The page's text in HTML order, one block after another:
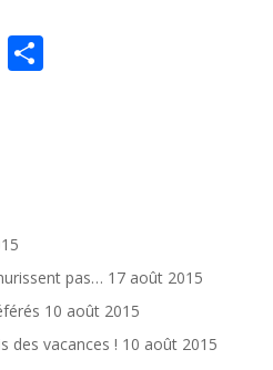
P
pas… 17 août 2015
10 août 2015
des vacances ! 10 août 2015